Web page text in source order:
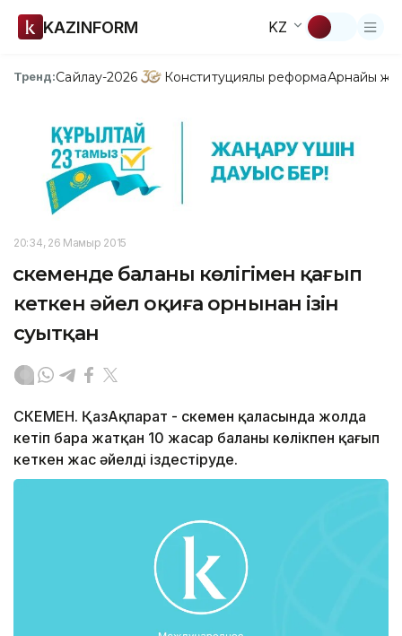
KAZINFORM KZ
Тренд:Сайлау-2026 Конституциялық реформаАрнайы
20:34, 26 Мамыр 2015
Өскеменде баланы көлігімен қағып
кеткен әйел оқиға орнынан ізін
суытқан
ӨСКЕМЕН. ҚазАқпарат - Өскемен қаласында жолда
кетіп бара жатқан 10 жасар баланы көлікпен қағып
кеткен жас әйелді іздестіруде.